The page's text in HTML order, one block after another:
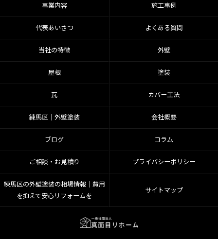
事業内容 施工事例
代表あいさつ よくある質問
当社の特徴 外壁
屋根 塗装
瓦 カバー工法
練馬区│外壁塗装 会社概要
ブログ コラム
ご相談・お見積り プライバシーポリシー
練馬区の外壁塗装の相場情報｜費用
を抑えて安心リフォームを
サイトマップ